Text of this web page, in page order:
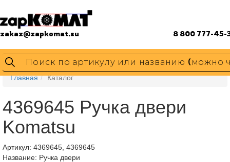
zakaz@zapkomat.su 8 800 777-45-
Главная Каталог
4369645 Ручка двери
Komatsu
Артикул: 4369645, 4369645
Название: Ручка двери